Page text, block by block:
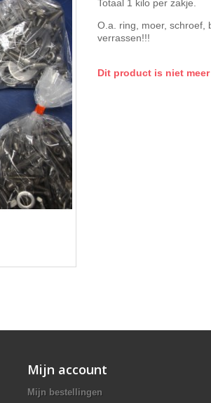
Totaal 1 kilo per zakje.
O.a. ring, moer, schroef,
verrassen!!!
Dit product is niet
Mijn account
Mijn bestellingen